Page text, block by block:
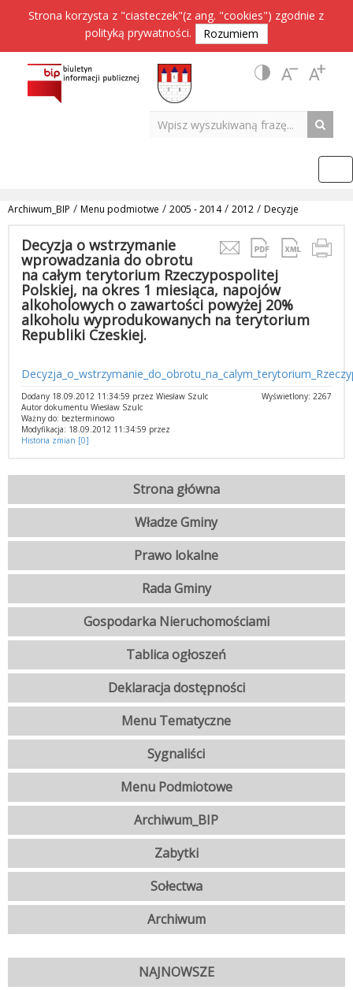
Strona korzysta z "ciasteczek"(z ang. "cookies") zgodnie z
polityką prywatności. Rozumiem
Archiwum_BIP / Menu podmiotwe / 2005 - 2014/ 2012 / Decyzje
Decyzja o wstrzymanie
wprowadzania do obrotu
na całym terytorium Rzeczypospolitej
Polskiej, na okres 1 miesiąca, napojów
alkoholowych o zawartości powyżej 20%
alkoholu wyprodukowanych na terytorium
Republiki Czeskiej.
Wyświetlony: 2267
Dodany 18.09.2012 11:34:59 przez Wiesław Szulc
Autor dokumentu Wiesław Szulc
Ważny do: bezterminowo
Modyfikacja: 18.09.2012 11:34:59 przez
Historia zmian [0]
Strona główna
Władze Gminy
Prawo lokalne
Rada Gminy
Gospodarka Nieruchomościami
Tablica ogłoszeń
Deklaracja dostępności
Menu Tematyczne
Sygnaliści
Menu Podmiotowe
Archiwum_BIP
Zabytki
Sołectwa
Archiwum
NAJNOWSZE